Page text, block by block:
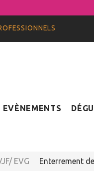
EVÈNEMENTS
EVG Enterrement